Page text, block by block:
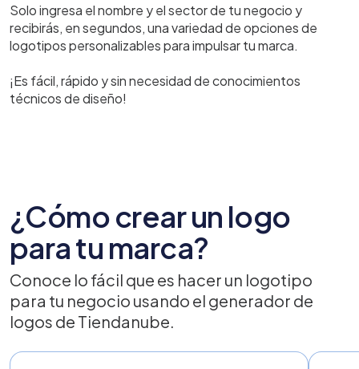
Solo ingresa el nombre y el sector de tu negocio y
recibirás, en segundos, una variedad de opciones de
logotipos personalizables para impulsar tu marca.
¡Es fácil, rápido y sin necesidad de conocimientos
técnicos de diseño!
¿Cómo crear un logo
para tu marca?
Conoce lo fácil que es hacer un logotipo
para tu negocio usando el generador de
logos de Tiendanube.